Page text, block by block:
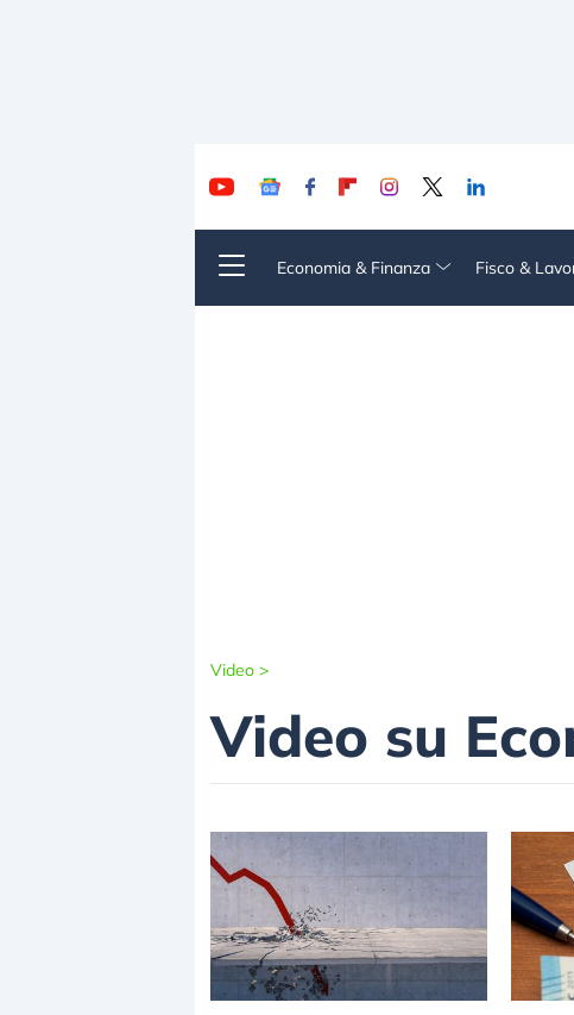
Economia & Finanza Fisco &
Video >
Video su